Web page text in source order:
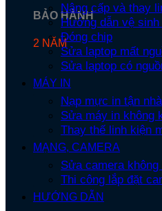
BẢO HÀNH
2 NĂM
Nâng cấp và thay
Hướng dẫn vệ sinh
Đóng chip
Sửa laptop mất
Sửa laptop có
MÁY IN
Nạp mực in tận nhà
Sửa máy in không
Thay thế linh kiện
MẠNG, CAMERA
Sửa camera không
Thi công lắp đặt
HƯỚNG DẪN